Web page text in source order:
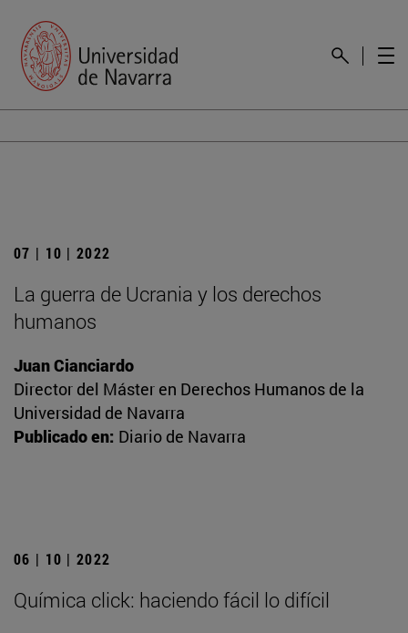
07 | 10 | 2022
La guerra de Ucrania y los derechos
humanos
Juan Cianciardo
Director del Máster en Derechos Humanos de la
Universidad de Navarra
Publicado en: Diario de Navarra
06 | 10 | 2022
Química click: haciendo fácil lo difícil